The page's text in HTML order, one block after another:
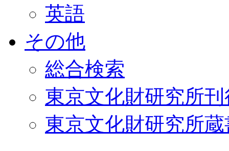
英語
その他
総合検索
東京文化財研究所
東京文化財研究所